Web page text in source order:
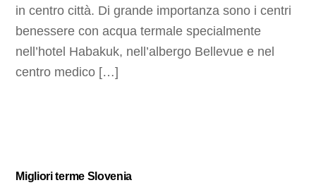
in centro città. Di grande importanza sono i centri
benessere con acqua termale specialmente
nell’hotel Habakuk, nell’albergo Bellevue e nel
centro medico […]
Migliori terme Slovenia